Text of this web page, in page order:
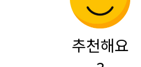
추천해요